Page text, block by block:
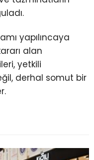
yapılıncaya
alan
yetkili
derhal somut bir